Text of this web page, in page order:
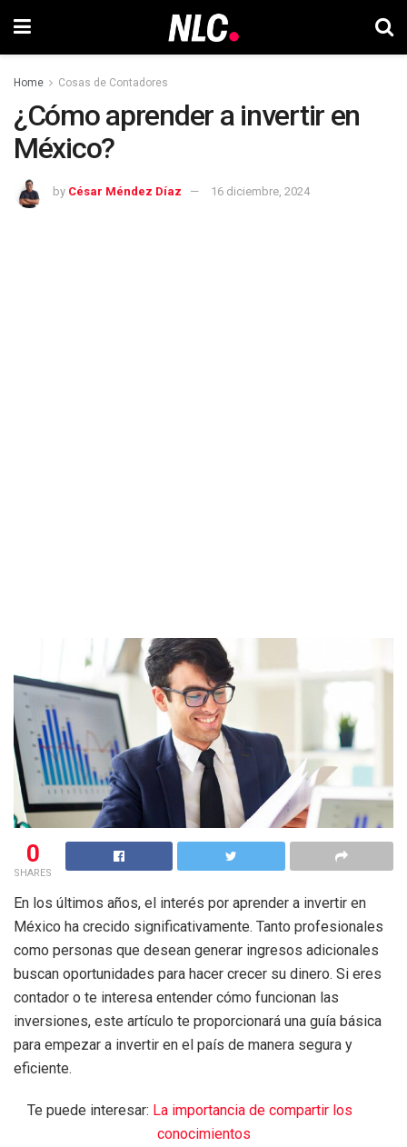
Home Cosas de Contadores
¿Cómo aprender a invertir en
México?
by César Méndez Díaz 16 diciembre, 2024
0
SHARES
En los últimos años, el interés por aprender a invertir en
México ha crecido significativamente. Tanto profesionales
como personas que desean generar ingresos adicionales
buscan oportunidades para hacer crecer su dinero. Si eres
contador o te interesa entender cómo funcionan las
inversiones, este artículo te proporcionará una guía básica
para empezar a invertir en el país de manera segura y
eficiente.
Te puede interesar: La importancia de compartir los
conocimientos